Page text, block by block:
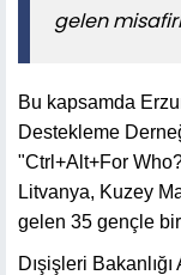
gelen
Bu kapsamda
Destekleme
"Ctrl+Alt+For
Litvanya, Kuzey
gelen 35 gençle
Dışişleri